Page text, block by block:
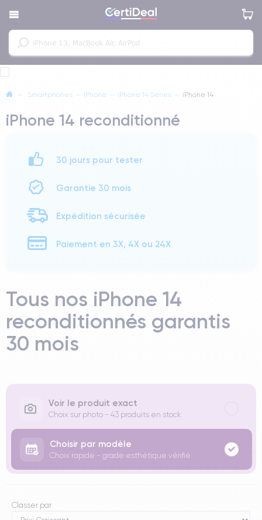
— Smartphones — iPhone — iPhone 14 Series — iPhone 14
iPhone 14 reconditionné
30 jours pour tester
Garantie 30 mois
Expédition sécurisée
Paiement en 3X, 4X ou 24X
Tous nos iPhone 14
reconditionnés garantis
30 mois
Voir le produit exact
Choix sur photo - 43 produits en stock
Choisir par modèle
Choix rapide - grade esthétique vérifié
Classer par